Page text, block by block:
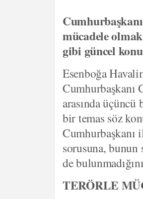
mücadele
gibi güncel
Esenboğa
Cumhurbaşkanı
arasında
bir temas söz
Cumhurbaşkanı
sorusuna, bunun
de
TERÖRLE